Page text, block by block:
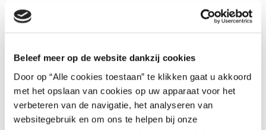
Beleef meer op de website dankzij cookies
Door op “Alle cookies toestaan” te klikken gaat u akkoord
met het opslaan van cookies op uw apparaat voor het
verbeteren van de navigatie, het analyseren van
websitegebruik en om ons te helpen bij onze